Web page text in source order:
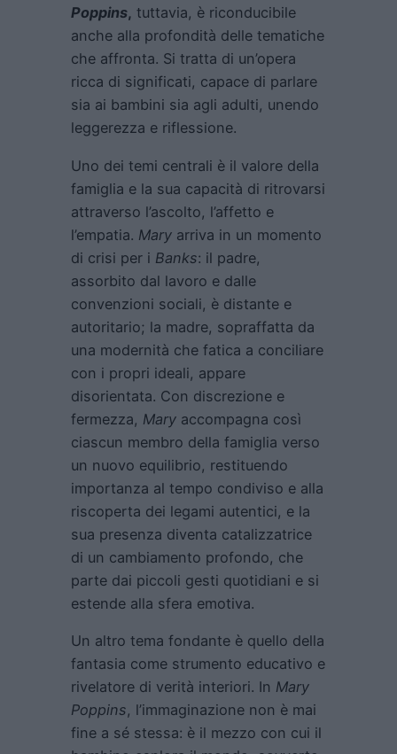
Poppins, tuttavia, è riconducibile
anche alla profondità delle tematiche
che affronta. Si tratta di un’opera
ricca di significati, capace di parlare
sia ai bambini sia agli adulti, unendo
leggerezza e riflessione.
Uno dei temi centrali è il valore della
famiglia e la sua capacità di ritrovarsi
attraverso l’ascolto, l’affetto e
l’empatia. Mary arriva in un momento
di crisi per i Banks: il padre,
assorbito dal lavoro e dalle
convenzioni sociali, è distante e
autoritario; la madre, sopraffatta da
una modernità che fatica a conciliare
con i propri ideali, appare
disorientata. Con discrezione e
fermezza, Mary accompagna così
ciascun membro della famiglia verso
un nuovo equilibrio, restituendo
importanza al tempo condiviso e alla
riscoperta dei legami autentici, e la
sua presenza diventa catalizzatrice
di un cambiamento profondo, che
parte dai piccoli gesti quotidiani e si
estende alla sfera emotiva.
Un altro tema fondante è quello della
fantasia come strumento educativo e
rivelatore di verità interiori. In Mary
Poppins, l’immaginazione non è mai
fine a sé stessa: è il mezzo con cui il